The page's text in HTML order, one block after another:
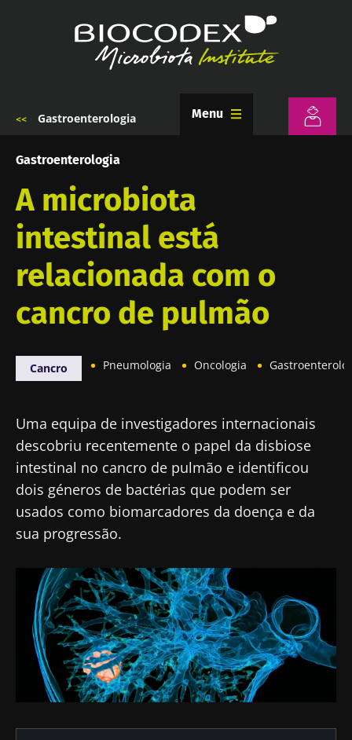
Gastroenterologia Menu
Gastroenterologia
A microbiota
intestinal está
relacionada com o
cancro de pulmão
Cancro Pneumologia Oncologia
Uma equipa de investigadores internacionais
descobriu recentemente o papel da disbiose
intestinal no cancro de pulmão e identificou
dois géneros de bactérias que podem ser
usados como biomarcadores da doença e da
sua progressão.